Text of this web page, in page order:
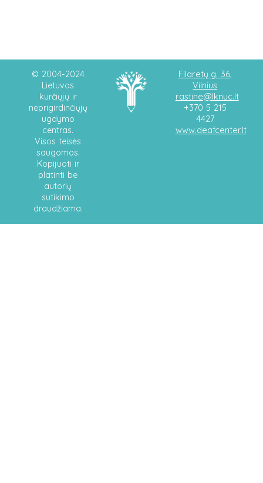
© 2004-2024
Lietuvos
kurčiųjų ir
neprigirdinčiųjų
ugdymo
centras.
Visos teisės
saugomos.
Kopijuoti ir
platinti be
autorių
sutikimo
draudžiama.
Filaretų g. 36,
Vilnius
rastine@lknuc.lt
+370 5 215
4427
www.deafcenter.lt